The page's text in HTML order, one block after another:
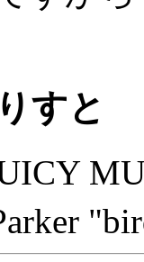
すと